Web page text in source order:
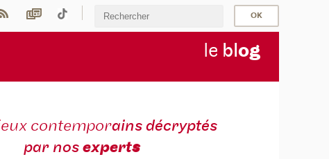
le blog
contemporains décryptés
par nosexperts